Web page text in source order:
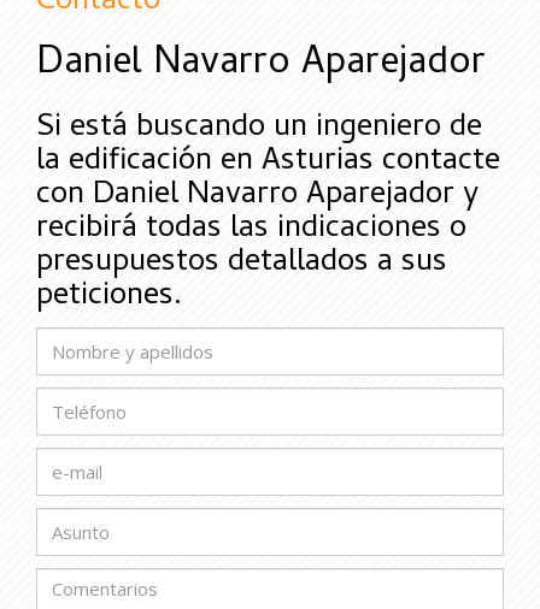
Daniel Navarro Aparejador
Si está buscando un ingeniero de
la edificación en Asturias contacte
con Daniel Navarro Aparejador y
recibirá todas las indicaciones o
presupuestos detallados a sus
peticiones.